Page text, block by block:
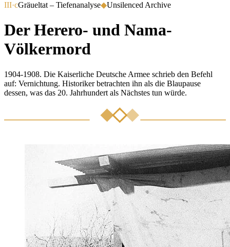
III·cGräueltat – Tiefenanalyse◆Unsilenced Archive
Der Herero- und Nama-
Völkermord
1904-1908. Die Kaiserliche Deutsche Armee schrieb den Befehl
auf: Vernichtung. Historiker betrachten ihn als die Blaupause
dessen, was das 20. Jahrhundert als Nächstes tun würde.